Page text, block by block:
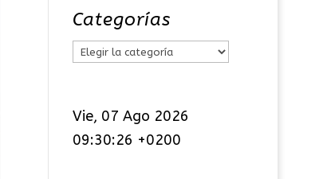
Categorías
C
e
g
Vie, 07 Ago 2026
09:30:26 +0200